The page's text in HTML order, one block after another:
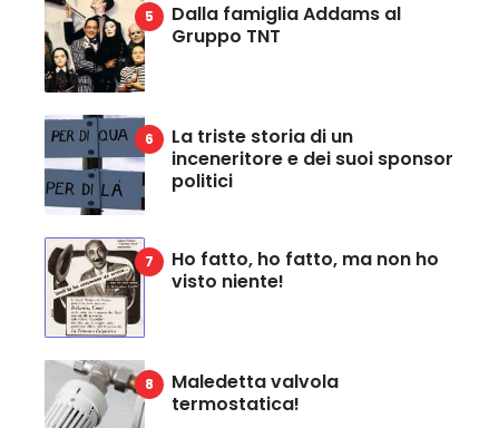
Dalla famiglia Addams al
Gruppo TNT
La triste storia di un
inceneritore e dei suoi sponsor
politici
Ho fatto, ho fatto, ma non ho
visto niente!
Maledetta valvola
termostatica!